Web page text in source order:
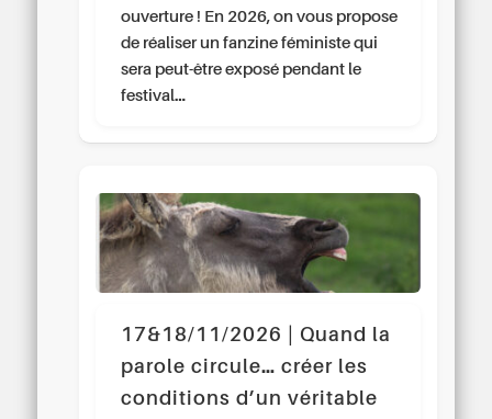
ouverture ! En 2026, on vous propose
de réaliser un fanzine féministe qui
sera peut-être exposé pendant le
festival…
17&18/11/2026 | Quand la
parole circule… créer les
conditions d’un véritable